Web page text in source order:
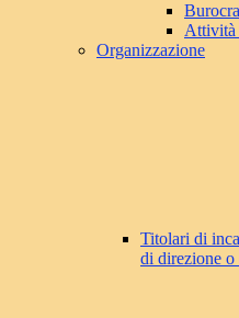
Attività
Organizzazione
Titolari di
di direzione